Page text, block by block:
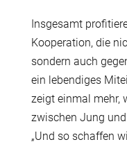
Insgesamt
Kooperation, die
sondern auch
ein lebendiges
zeigt einmal mehr,
zwischen Jung und
„Und so schaffen